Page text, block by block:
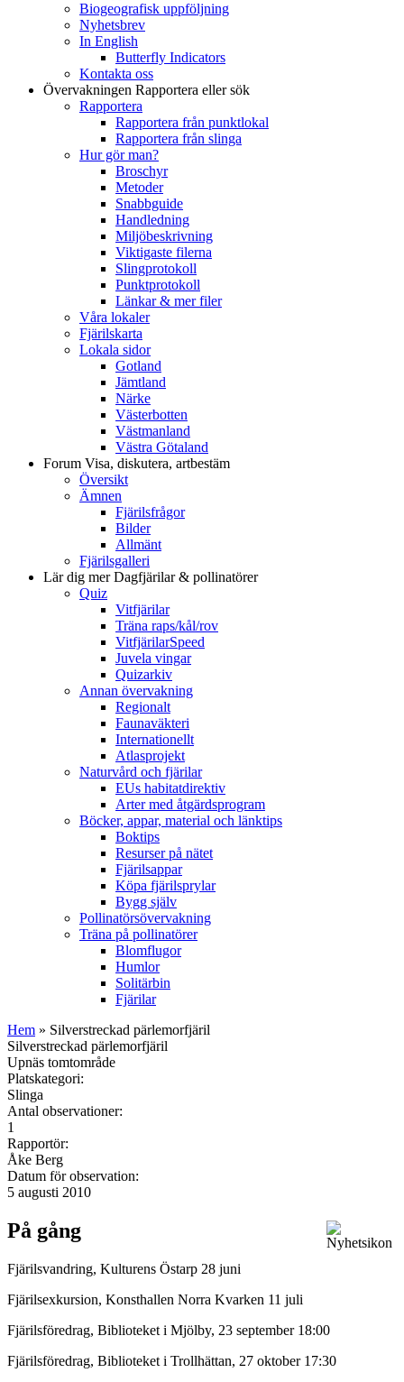
Biogeografisk uppföljning
Nyhetsbrev
In English
Butterfly Indicators
Kontakta oss
Övervakningen Rapportera eller sök
Rapportera
Rapportera från punktlokal
Rapportera från slinga
Hur gör man?
Broschyr
Metoder
Snabbguide
Handledning
Miljöbeskrivning
Viktigaste filerna
Slingprotokoll
Punktprotokoll
Länkar & mer filer
Våra lokaler
Fjärilskarta
Lokala sidor
Gotland
Jämtland
Närke
Västerbotten
Västmanland
Västra Götaland
Forum Visa, diskutera, artbestäm
Översikt
Ämnen
Fjärilsfrågor
Bilder
Allmänt
Fjärilsgalleri
Lär dig merDagfjärilar & pollinatörer
Quiz
Vitfjärilar
Träna raps/kål/rov
VitfjärilarSpeed
Juvela vingar
Quizarkiv
Annan övervakning
Regionalt
Faunaväkteri
Internationellt
Atlasprojekt
Naturvård och fjärilar
EUs habitatdirektiv
Arter med åtgärdsprogram
Böcker, appar, material och länktips
Boktips
Resurser på nätet
Fjärilsappar
Köpa fjärilsprylar
Bygg själv
Pollinatörsövervakning
Träna på pollinatörer
Blomflugor
Humlor
Solitärbin
Fjärilar
Hem » Silverstreckad pärlemorfjäril
Silverstreckad pärlemorfjäril
Upnäs tomtområde
Platskategori:
Slinga
Antal observationer:
1
Rapportör:
Åke Berg
Datum för observation:
5 augusti 2010
På gång
Fjärilsvandring, Kulturens Östarp 28 juni
Fjärilsexkursion, Konsthallen Norra Kvarken 11 juli
Fjärilsföredrag, Biblioteket i Mjölby, 23 september 18:00
Fjärilsföredrag, Biblioteket i Trollhättan, 27 oktober 17:30